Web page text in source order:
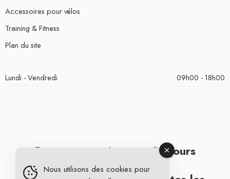
Accessoires pour vélos
Training & Fitness
Plan du site
Lundi - Vendredi 09h00 - 18h00
Retours gratuits sous 30 jours
Nous utilisons des cookies pour